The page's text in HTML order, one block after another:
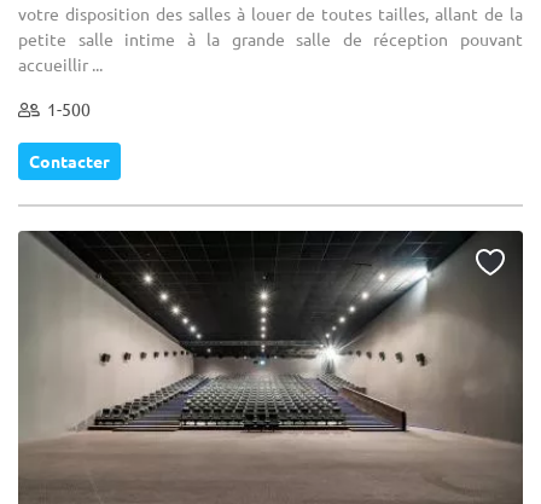
votre disposition des salles à louer de toutes tailles, allant de la
petite salle intime à la grande salle de réception pouvant
accueillir ...
1-500
Contacter